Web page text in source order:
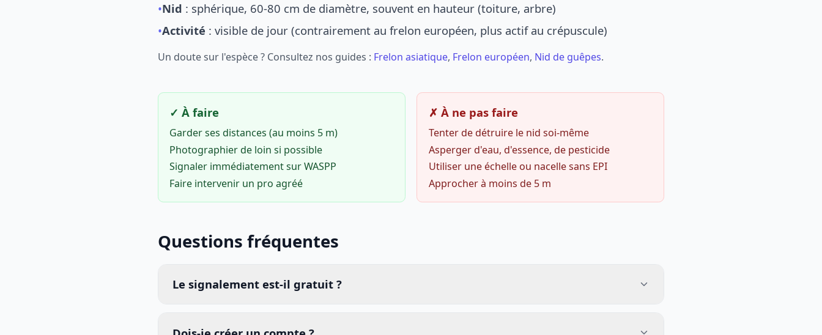
•Nid : sphérique, 60-80 cm de diamètre, souvent en hauteur (toiture, arbre)
•Activité : visible de jour (contrairement au frelon européen, plus actif au crépuscule)
Un doute sur l'espèce ? Consultez nos guides : Frelon asiatique, Frelon européen, Nid de guêpes.
✓ À faire
Garder ses distances (au moins 5 m)
Photographier de loin si possible
Signaler immédiatement sur WASPP
Faire intervenir un pro agréé
✗ À ne pas faire
Tenter de détruire le nid soi-même
Asperger d'eau, d'essence, de pesticide
Utiliser une échelle ou nacelle sans EPI
Approcher à moins de 5 m
Questions fréquentes
Le signalement est-il gratuit ?